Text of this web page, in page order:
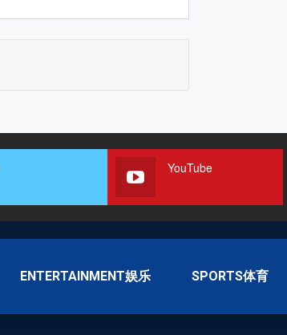
YouTube
ENTERTAINMENT娱乐 SPORTS体育